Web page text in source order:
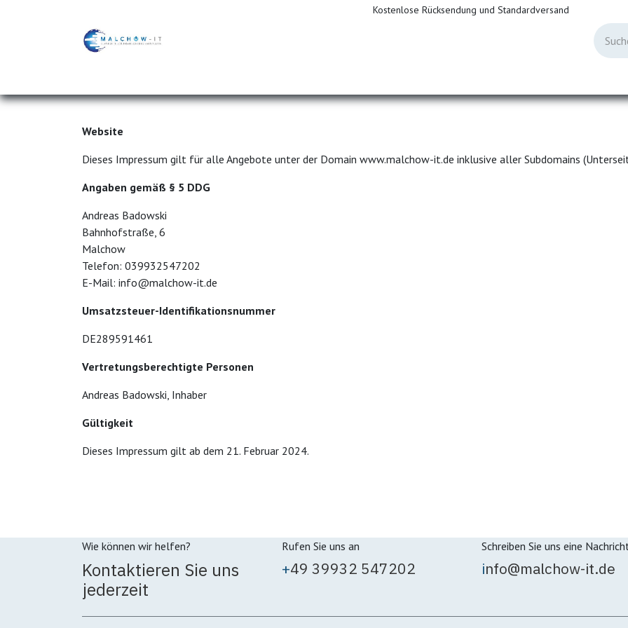
Kostenlose Rücksendung und Standardversand
Website
Dieses Impressum gilt für alle Angebote unter der Domain www.malchow-it.de inklusive aller Subdomains
Angaben gemäß § 5 DDG
Andreas Badowski
Bahnhofstraße, 6
Malchow
Telefon: 039932547202
E-Mail: info@malchow-it.de
Umsatzsteuer-Identifikationsnummer
DE289591461
Vertretungsberechtigte Personen
Andreas Badowski, Inhaber
Gültigkeit
Dieses Impressum gilt ab dem 21. Februar 2024.
Wie können wir helfen?
Kontaktieren Sie uns
jederzeit
Rufen Sie uns an
+49 39932 547202
Schreiben Sie uns eine
info@malchow-it.de